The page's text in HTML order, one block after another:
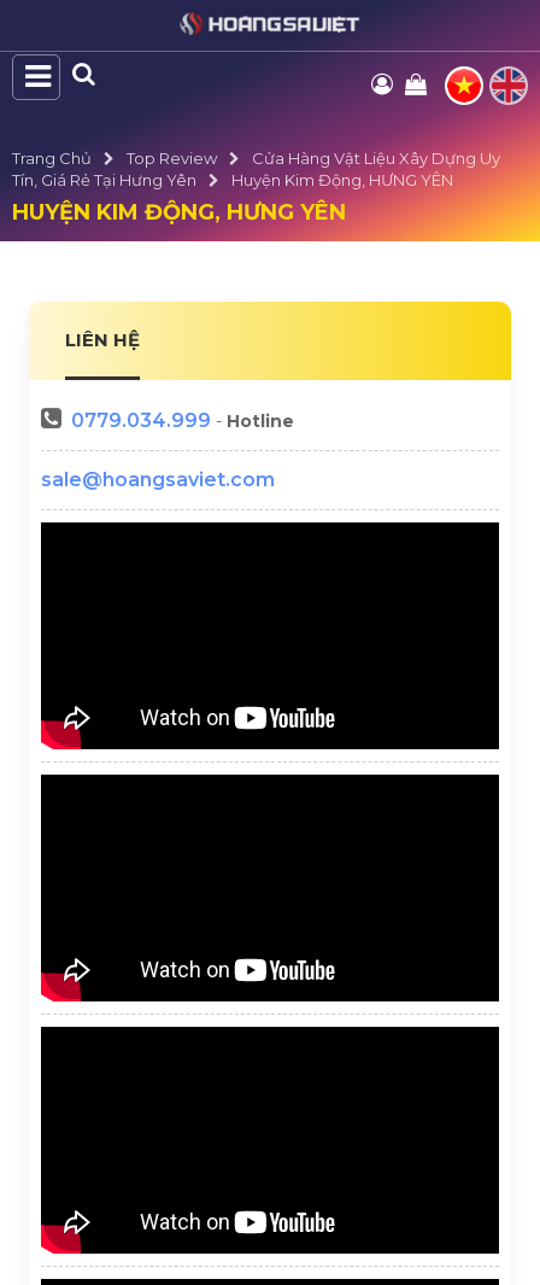
Trang Chủ Top Review
Cửa Hàng Vật Liệu Xây Dựng Uy
Tín, Giá Rẻ Tại Hưng Yên
Huyện Kim Động, HƯNG YÊN
HUYỆN KIM ĐỘNG, HƯNG YÊN
LIÊN HỆ
0779.034.999 - Hotline
sale@hoangsaviet.com